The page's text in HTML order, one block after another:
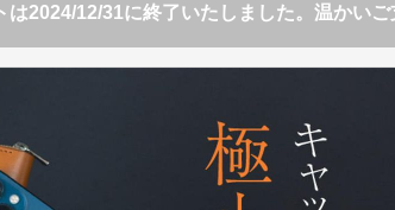
は2024/12/31に終了いたしました。温かいご